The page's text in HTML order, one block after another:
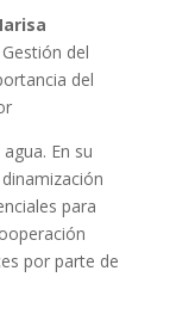
del
del
En su
para
por parte de